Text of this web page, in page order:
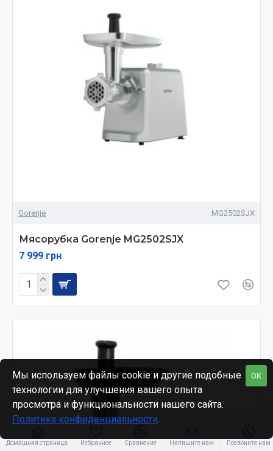
Gorenje MG2502SJX
Мясорубка Gorenje MG2502SJX
7 999 грн
Домашняя страница Избранное Сравнение Напишите нам Позвоните нам
OK
Мы используем файлы cookie и другие подобные
технологии для улучшения вашего опыта
просмотра и функциональности нашего сайта.
Политика конфиденциальности.